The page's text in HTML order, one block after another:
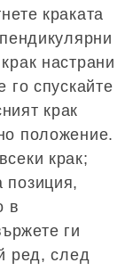
краката
настрани
го спускайте
крак
положение.
крак;
позиция,
в
ги
ред, след